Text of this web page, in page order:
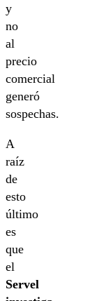
y
no
al
precio
comercial
generó
sospechas.
A
raíz
de
esto
último
es
que
el
Servel